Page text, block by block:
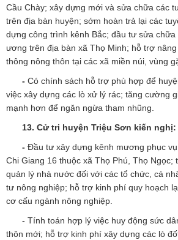
Cầu Chày; xây dựng mới và sửa chữa các
trên địa bàn huyện; sớm hoàn trả lại các
dựng công trình kênh Bắc; đầu tư sửa chữa
ương trên địa bàn xã Thọ Minh; hỗ trợ
thông nông thôn tại các xã miền núi, vùng
- Có chính sách hỗ trợ phù hợp để
việc xây dựng các lò xử lý rác; tăng cường
mạnh hơn để ngăn ngừa tham nhũng.
13. Cử tri huyện Triệu Sơn kiến nghị:
- Đầu tư xây dựng kênh mương phục
Chi Giang 16 thuộc xã Thọ Phú, Thọ Ngọc;
quản lý nhà nước đối với các tổ chức, cá
tư nông nghiệp; hỗ trợ kinh phí quy hoạch
cơ cấu ngành nông nghiệp.
- Tính toán hợp lý việc huy động sức
thôn mới; hỗ trợ kinh phí xây dựng các lò